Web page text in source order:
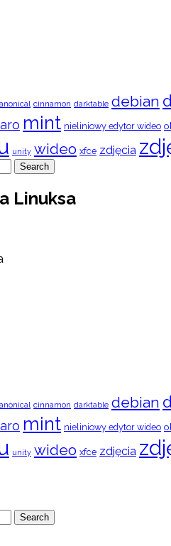
cinnamon darktable debian
mint nieliniowy edytor wideo
unity wideo xfce zdjęcia
Search
Linuksa
cinnamon darktable debian
mint nieliniowy edytor wideo
unity wideo xfce zdjęcia
Search